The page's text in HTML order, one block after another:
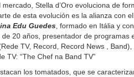
Stella d’Oro evoluciona de
de esta evolución es la alianza con el
Edu Guedes , formado en Itália y con
20 años, presentador de programas
TV, Record, Record News , Band),
TV: “The Chef na Band TV”
los tomatados, que se